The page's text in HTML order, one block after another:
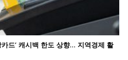
드’ 캐시백 한도 상향… 지역경제 활